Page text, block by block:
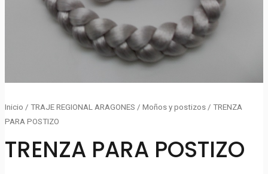
Inicio / TRAJE REGIONAL ARAGONES / Moños y postizos/ TRENZA
PARA POSTIZO
TRENZA PARA POSTIZO